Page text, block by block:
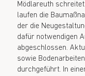
Mödlareuth
laufen die
der die
dafür notwendigen
abgeschlossen.
sowie
durchgeführt. In